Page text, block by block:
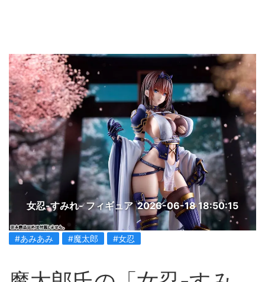
女忍-すみれ- フィギュア 2026-06-18 18:50:15
#あみあみ #魔太郎 #女忍